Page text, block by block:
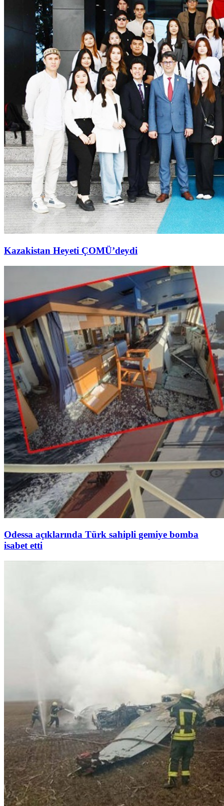
Kazakistan Heyeti ÇOMÜ’deydi
Odessa açıklarında Türk sahipli gemiye bomba
isabet etti